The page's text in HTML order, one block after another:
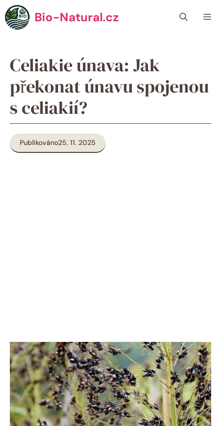
Přeskočit
na
obsah
Bio-Natural.cz
Celiakie únava: Jak
překonat únavu spojenou
s celiakií?
Publikováno25. 11. 2025